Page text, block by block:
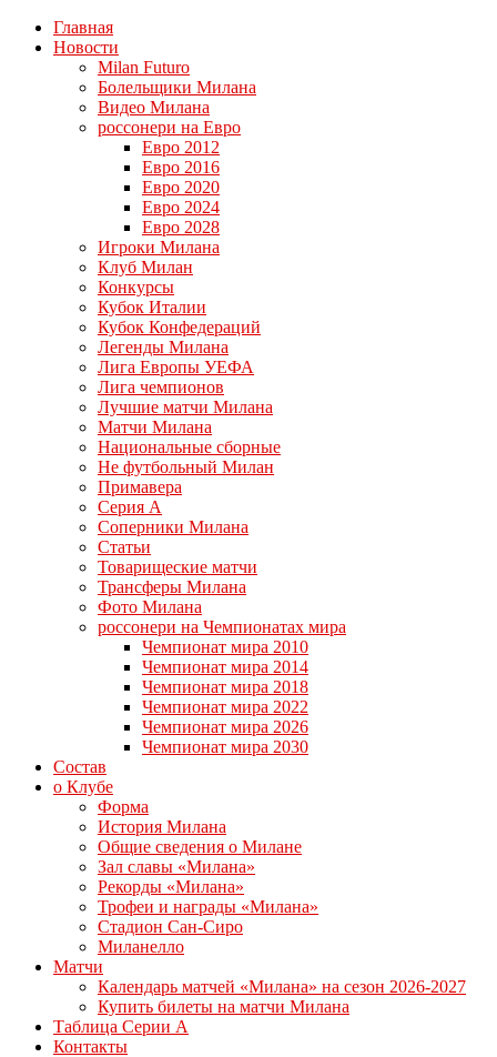
Главная
Новости
Milan Futuro
Болельщики Милана
Видео Милана
россонери на Евро
Евро 2012
Евро 2016
Евро 2020
Евро 2024
Евро 2028
Игроки Милана
Клуб Милан
Конкурсы
Кубок Италии
Кубок Конфедераций
Легенды Милана
Лига Европы УЕФА
Лига чемпионов
Лучшие матчи Милана
Матчи Милана
Национальные сборные
Не футбольный Милан
Примавера
Серия А
Соперники Милана
Статьи
Товарищеские матчи
Трансферы Милана
Фото Милана
россонери на Чемпионатах мира
Чемпионат мира 2010
Чемпионат мира 2014
Чемпионат мира 2018
Чемпионат мира 2022
Чемпионат мира 2026
Чемпионат мира 2030
Состав
о Клубе
Форма
История Милана
Общие сведения о Милане
Зал славы «Милана»
Рекорды «Милана»
Трофеи и награды «Милана»
Стадион Сан-Сиро
Миланелло
Матчи
Календарь матчей «Милана» на сезон 2026-2027
Купить билеты на матчи Милана
Таблица Серии А
Контакты